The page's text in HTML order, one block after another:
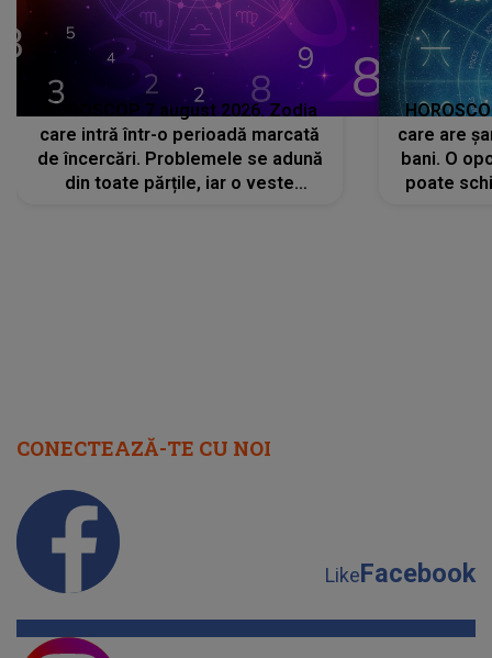
HOROSCOP 7 august 2026. Zodia
care intră într-o perioadă marcată
de încercări. Problemele se adună
din toate părțile, iar o veste
care are
bani. O
poate
CONECTEAZĂ-TE CU NOI
LikeFacebook